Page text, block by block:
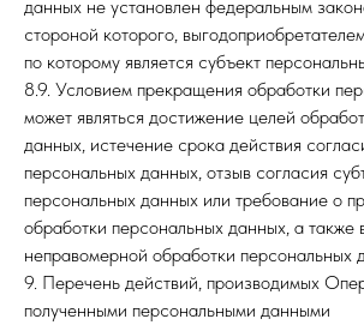
данных не установлен федеральным
стороной которого,
по которому является субъект
8.9. Условием прекращения обработки
может являться достижение целей
данных, истечение срока действия
персональных данных, отзыв согласия
персональных данных или требование о
обработки персональных данных, а также
неправомерной обработки персональных
9. Перечень действий, производимых
полученными персональными данными